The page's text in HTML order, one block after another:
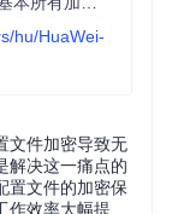
hu/HuaWei-
文件加密导致无
解决这一痛点的
置文件的加密保
作效率大幅提